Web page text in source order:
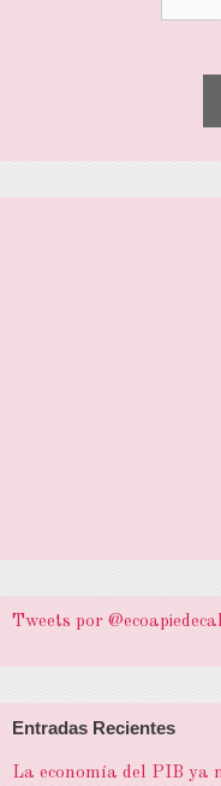
Tweets por
Entradas Recientes
La economía del PIB ya